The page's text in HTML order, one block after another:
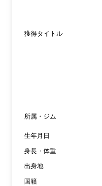
獲得タイトル
所属・ジム
生年月日
身長・体重
出身地
国籍